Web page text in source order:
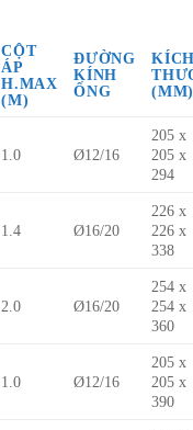
CỘT
ÁP
H.MAX
(M)
ĐƯỜNG
KÍNH
ỐNG
1.0 Ø12/16
205 x
205 x
294
1.4 Ø16/20
226 x
226 x
338
2.0 Ø16/20
254 x
254 x
360
1.0 Ø12/16
205 x
205 x
390